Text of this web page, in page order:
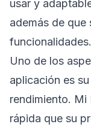
usar y
además de que
funcionalidades.
Uno de los
aplicación es
rendimiento. Mi
rápida que su